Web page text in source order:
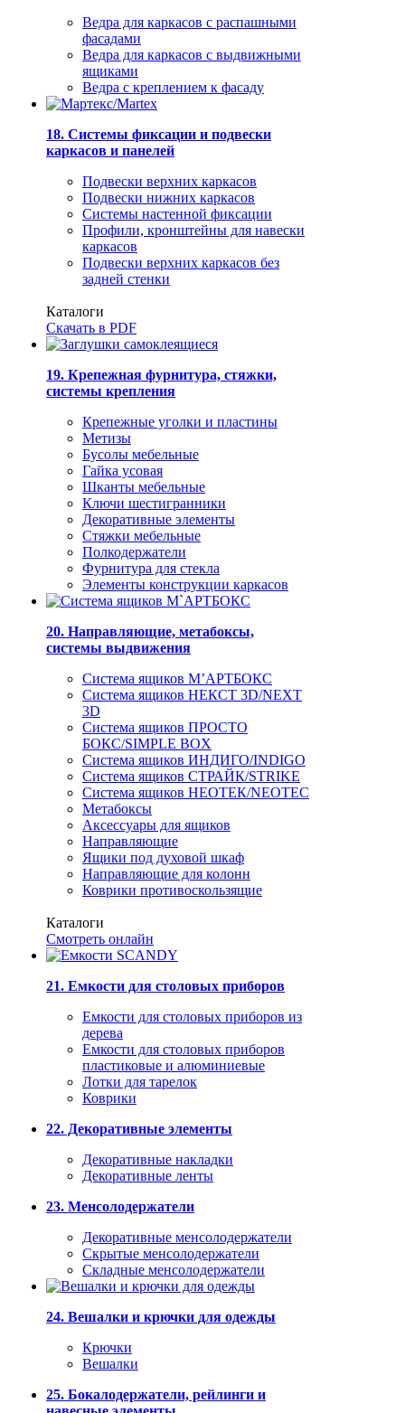
Ведра для каркасов с распашными
фасадами
Ведра для каркасов с выдвижными
ящиками
Ведра с креплением к фасаду
18. Системы фиксации и подвески
каркасов и панелей
Подвески верхних каркасов
Подвески нижних каркасов
Системы настенной фиксации
Профили, кронштейны для навески
каркасов
Подвески верхних каркасов без
задней стенки
Каталоги
Скачать в PDF
19. Крепежная фурнитура, стяжки,
системы крепления
Крепежные уголки и пластины
Метизы
Бусолы мебельные
Гайка усовая
Шканты мебельные
Ключи шестигранники
Декоративные элементы
Стяжки мебельные
Полкодержатели
Фурнитура для стекла
Элементы конструкции каркасов
20. Направляющие, метабоксы,
системы выдвижения
Система ящиков М’АРТБОКС
Система ящиков НЕКСТ 3D/NEXT
3D
Система ящиков ПРОСТО
БОКС/SIMPLE BOX
Система ящиков ИНДИГО/INDIGO
Система ящиков СТРАЙК/STRIKE
Система ящиков НЕОТЕК/NEOTEC
Метабоксы
Аксессуары для ящиков
Направляющие
Ящики под духовой шкаф
Направляющие для колонн
Коврики противоскользящие
Каталоги
Смотреть онлайн
21. Емкости для столовых приборов
Емкости для столовых приборов из
дерева
Емкости для столовых приборов
пластиковые и алюминиевые
Лотки для тарелок
Коврики
22. Декоративные элементы
Декоративные накладки
Декоративные ленты
23. Менсолодержатели
Декоративные менсолодержатели
Скрытые менсолодержатели
Складные менсолодержатели
24. Вешалки и крючки для одежды
Крючки
Вешалки
25. Бокалодержатели, рейлинги и